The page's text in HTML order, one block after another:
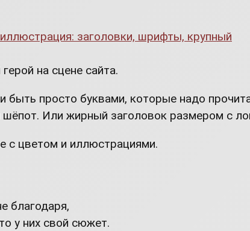
на сцене сайта.
просто буквами, которые надо
шёпот. Или жирный заголовок размером с
с цветом и иллюстрациями.
благодаря,
у них свой сюжет.